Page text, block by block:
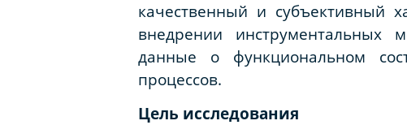
качественный и субъективный
внедрении инструментальных
данные о функциональном
процессов.
Цель исследования